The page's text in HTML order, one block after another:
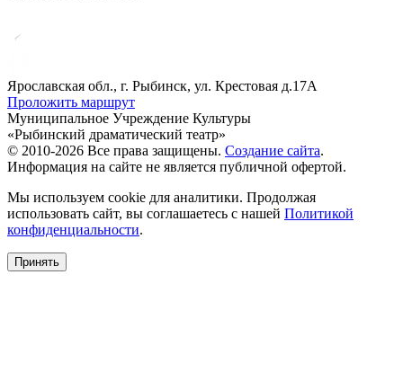
Ярославская обл., г. Рыбинск, ул. Крестовая д.17А
Проложить маршрут
Муниципальное Учреждение Культуры
«Рыбинский драматический театр»
© 2010-2026 Все права защищены. Создание сайта.
Информация на сайте не является публичной офертой.
Мы используем cookie для аналитики. Продолжая
использовать сайт, вы соглашаетесь с нашей Политикой
конфиденциальности.
Принять